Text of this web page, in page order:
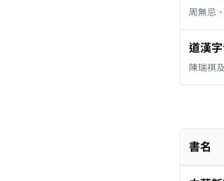
周無忌
道漢
陳瑞祺
書名